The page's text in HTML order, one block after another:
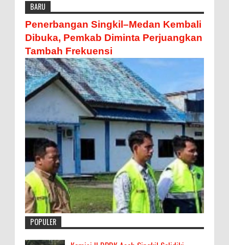
BARU
Penerbangan Singkil–Medan Kembali
Dibuka, Pemkab Diminta Perjuangkan
Tambah Frekuensi
POPULER